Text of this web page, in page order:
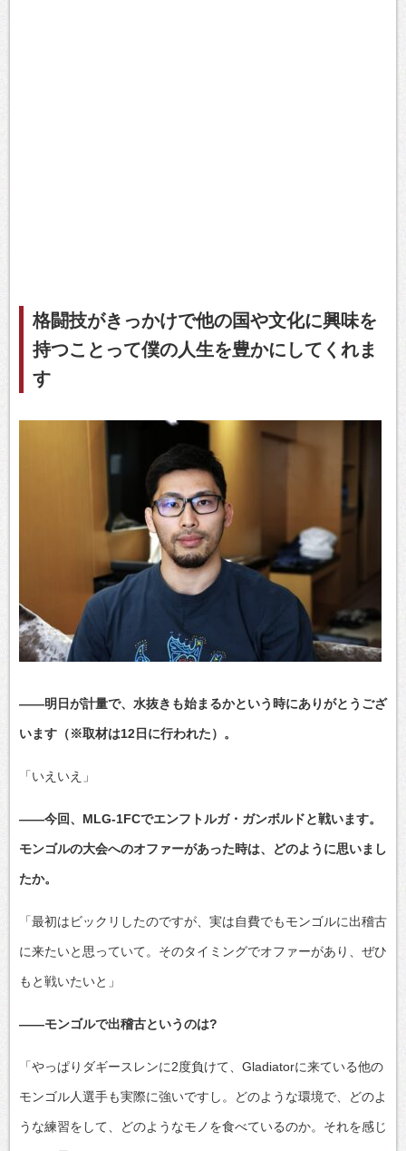
格闘技がきっかけで他の国や文化に興味を
持つことって僕の人生を豊かにしてくれま
す
――明日が計量で、水抜きも始まるかという時にありがとうござ
います（※取材は12日に行われた）。
「いえいえ」
――今回、MLG-1FCでエンフトルガ・ガンボルドと戦います。
モンゴルの大会へのオファーがあった時は、どのように思いまし
たか。
「最初はビックリしたのですが、実は自費でもモンゴルに出稽古
に来たいと思っていて。そのタイミングでオファーがあり、ぜひ
もと戦いたいと」
――モンゴルで出稽古というのは?
「やっぱりダギースレンに2度負けて、Gladiatorに来ている他の
モンゴル人選手も実際に強いですし。どのような環境で、どのよ
うな練習をして、どのようなモノを食べているのか。それを感じ